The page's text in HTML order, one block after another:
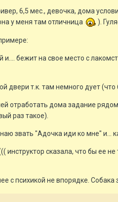
6,5 мес., девочка, дома
у меня там отличница
).
и.... бежит на свое место с
двери т.к. там немного дует
отработать дома задание
раз такое).
звать "Адочка иди ко мне" и...
инструктор сказала, что бы ее
с психикой не впорядке.